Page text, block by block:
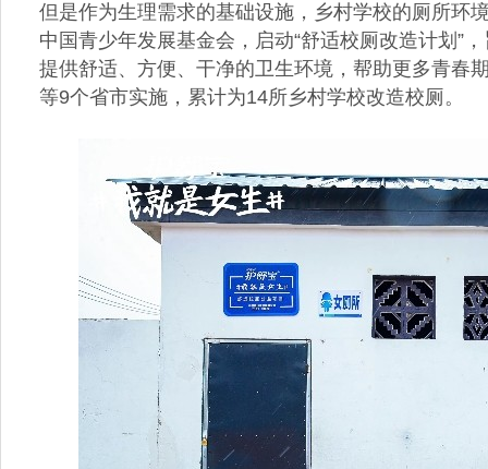
但是作为生理需求的基础设施，乡村学校的厕所环
中国青少年发展基金会，启动“舒适校厕改造计划”
提供舒适、方便、干净的卫生环境，帮助更多青春
等9个省市实施，累计为14所乡村学校改造校厕。